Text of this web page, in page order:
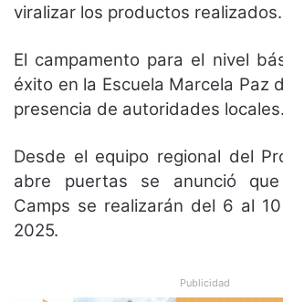
viralizar los productos realizados.
El campamento para el nivel
éxito en la Escuela Marcela Paz
presencia de autoridades locales.
Desde el equipo regional del
abre puertas se anunció
Camps se realizarán del 6 al
2025.
Publicidad